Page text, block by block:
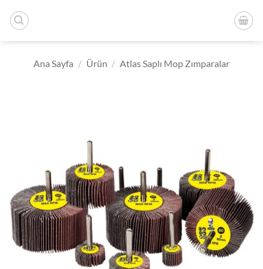
atla
Ana Sayfa / Ürün / Atlas Saplı Mop Zımparalar